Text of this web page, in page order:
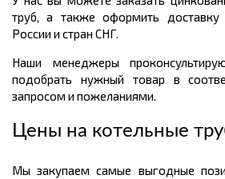
труб, а также оформить
России и стран СНГ.
Наши менеджеры
подобрать нужный товар в
запросом и пожеланиями.
Цены на котельные
Мы закупаем самые выгодные